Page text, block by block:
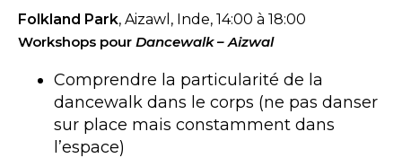
Folkland Park, Aizawl, Inde, 14:00 à 18:00
Workshops pour Dancewalk – Aizwal
Comprendre la particularité de la
dancewalk dans le corps (ne pas danser
sur place mais constamment dans
l’espace)